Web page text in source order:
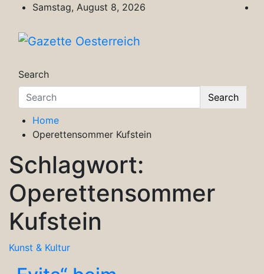
content
Samstag, August 8, 2026
Search
Search
Home
Operettensommer Kufstein
Schlagwort:
Operettensommer
Kufstein
Kunst & Kultur